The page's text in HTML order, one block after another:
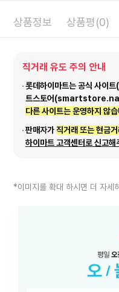
상품정보 상품평(0)
직거래 유도 주의 안내
롯데하이마트는 공식 사
트스토어
다른 사이트는 운영하지 않
판매자가직거래 또는 현금
하이마트 고객센터로 신고해
*이미지를 확대 하시면 더 자세